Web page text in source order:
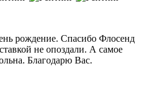
рождение. Спасибо Флосенд
не опоздали. А самое
Благодарю Вас.